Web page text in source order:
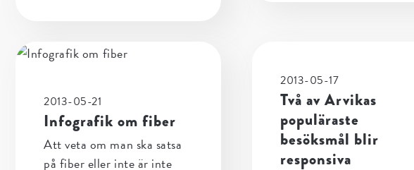
2013-05-21
Infografik om fiber
Att veta om man ska satsa
på fiber eller inte är inte
2013-05-17
Två av Arvikas
populäraste
besöksmål blir
responsiva